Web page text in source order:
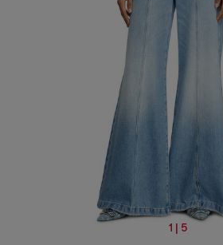
1 | 5